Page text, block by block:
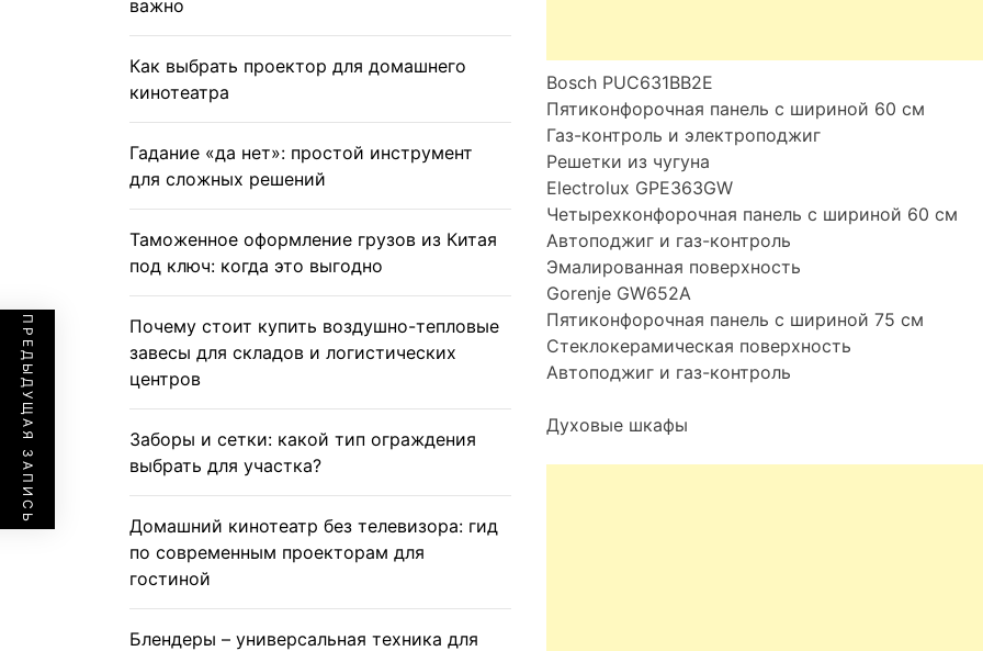
Bosch PUC631BB2E
Пятиконфорочная панель с шириной 60 см
Газ-контроль и электроподжиг
Решетки из чугуна
Electrolux GPE363GW
Четырехконфорочная панель с шириной 60 см
Автоподжиг и газ-контроль
Эмалированная поверхность
Gorenje GW652A
Пятиконфорочная панель с шириной 75 см
Стеклокерамическая поверхность
Автоподжиг и газ-контроль
Духовые шкафы
ПРЕДЫДУЩАЯ ЗАПИСЬ
важно
Как выбрать проектор для домашнего
кинотеатра
Гадание «да нет»: простой инструмент
для сложных решений
Таможенное оформление грузов из Китая
под ключ: когда это выгодно
Почему стоит купить воздушно-тепловые
завесы для складов и логистических
центров
Заборы и сетки: какой тип ограждения
выбрать для участка?
Домашний кинотеатр без телевизора: гид
по современным проекторам для
гостиной
Блендеры – универсальная техника для